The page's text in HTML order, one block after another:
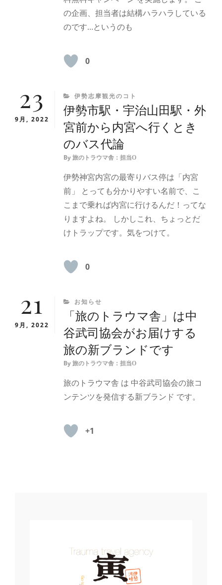
の企画、担当者は結構ハラハラしている
のです…というのも
0
23
9月, 2022
CATEGORIES
伊勢志摩観光のコト
伊勢市駅・宇治山田駅・外
宮前から内宮へ行くとき
のバス代論
By 旅のトラウマ舎：担当O
伊勢神宮内宮の最寄りバス停は「内宮
前」 とっても分かりやすい名前で、こ
こまで乗れば内宮に行けるんだ！ってな
りますよね。 しかしこれ、ちょっとだ
けトラップです。気をつけて。
0
21
9月, 2022
CATEGORIES
お知らせ
「旅のトラウマ舎」は中
谷武司協会がお届けする
旅の新ブランドです
By 旅のトラウマ舎：担当O
旅のトラウマ舎 は 中谷武司協会の旅コ
ンテンツを発信する新ブランド です。
+1